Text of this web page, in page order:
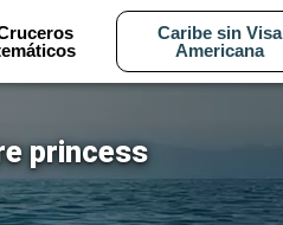
Caribe sin Visa
Americana
princess